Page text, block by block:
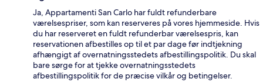
Ja, Appartamenti San Carlo har fuldt refunderbare
værelsespriser, som kan reserveres på vores hjemmeside. Hvis
du har reserveret en fuldt refunderbar værelsespris, kan
reservationen afbestilles op til et par dage før indtjekning
afhængigt af overnatningsstedets afbestillingspolitik. Du skal
bare sørge for at tjekke overnatningsstedets
afbestillingspolitik for de præcise vilkår og betingelser.